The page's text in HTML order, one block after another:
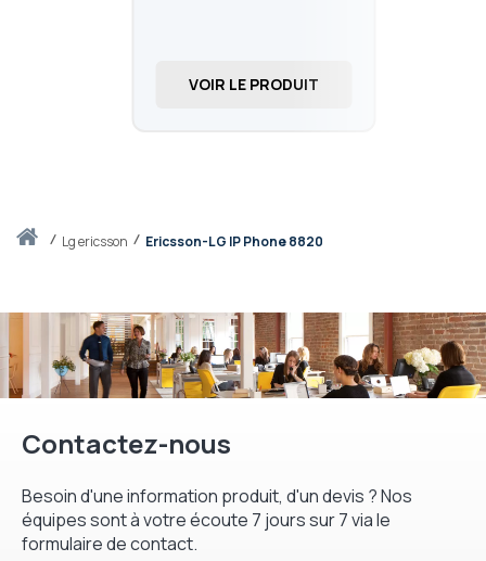
Accueillg ericsson Ericsson-LG IP Phone 8820
VOIR LE PRODUIT
Contactez-nous
Besoin d'une information produit, d'un devis ? Nos
équipes sont à votre écoute 7 jours sur 7 via le
formulaire de contact.